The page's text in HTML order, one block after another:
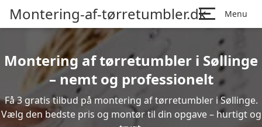
Montering-af-tørretumbler.dk Menu
Montering af tørretumbler i Søllinge
– nemt og professionelt
Få 3 gratis tilbud på montering af tørretumbler i Søllinge.
Vælg den bedste pris og montør til din opgave – hurtigt og